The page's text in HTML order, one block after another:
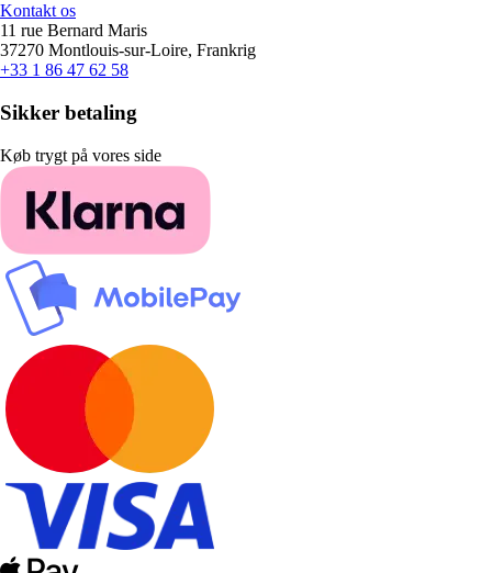
Kontakt os
11 rue Bernard Maris
37270 Montlouis-sur-Loire, Frankrig
+33 1 86 47 62 58
Sikker betaling
Køb trygt på vores side